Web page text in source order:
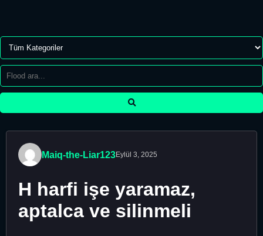
Maiq-the-Liar123Eylül 3, 2025
H harfi işe yaramaz,
aptalca ve silinmeli